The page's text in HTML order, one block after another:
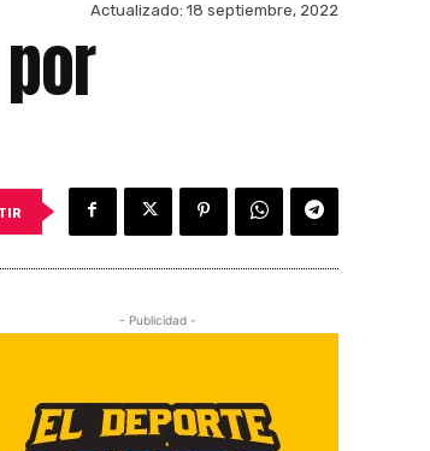
Actualizado: 18 septiembre, 2022
- Publicidad -